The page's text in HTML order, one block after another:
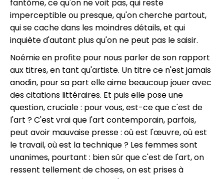
fantôme, ce qu'on ne voit pas, qui reste
imperceptible ou presque, qu'on cherche partout,
qui se cache dans les moindres détails, et qui
inquiète d'autant plus qu'on ne peut pas le saisir.
Noémie en profite pour nous parler de son rapport
aux titres, en tant qu'artiste. Un titre ce n'est jamais
anodin, pour sa part elle aime beaucoup jouer avec
des citations littéraires. Et puis elle pose une
question, cruciale : pour vous, est-ce que c'est de
l'art ? C'est vrai que l'art contemporain, parfois,
peut avoir mauvaise presse : où est l'œuvre, où est
le travail, où est la technique ? Les femmes sont
unanimes, pourtant : bien sûr que c'est de l'art, on
ressent tellement de choses, on est prises à